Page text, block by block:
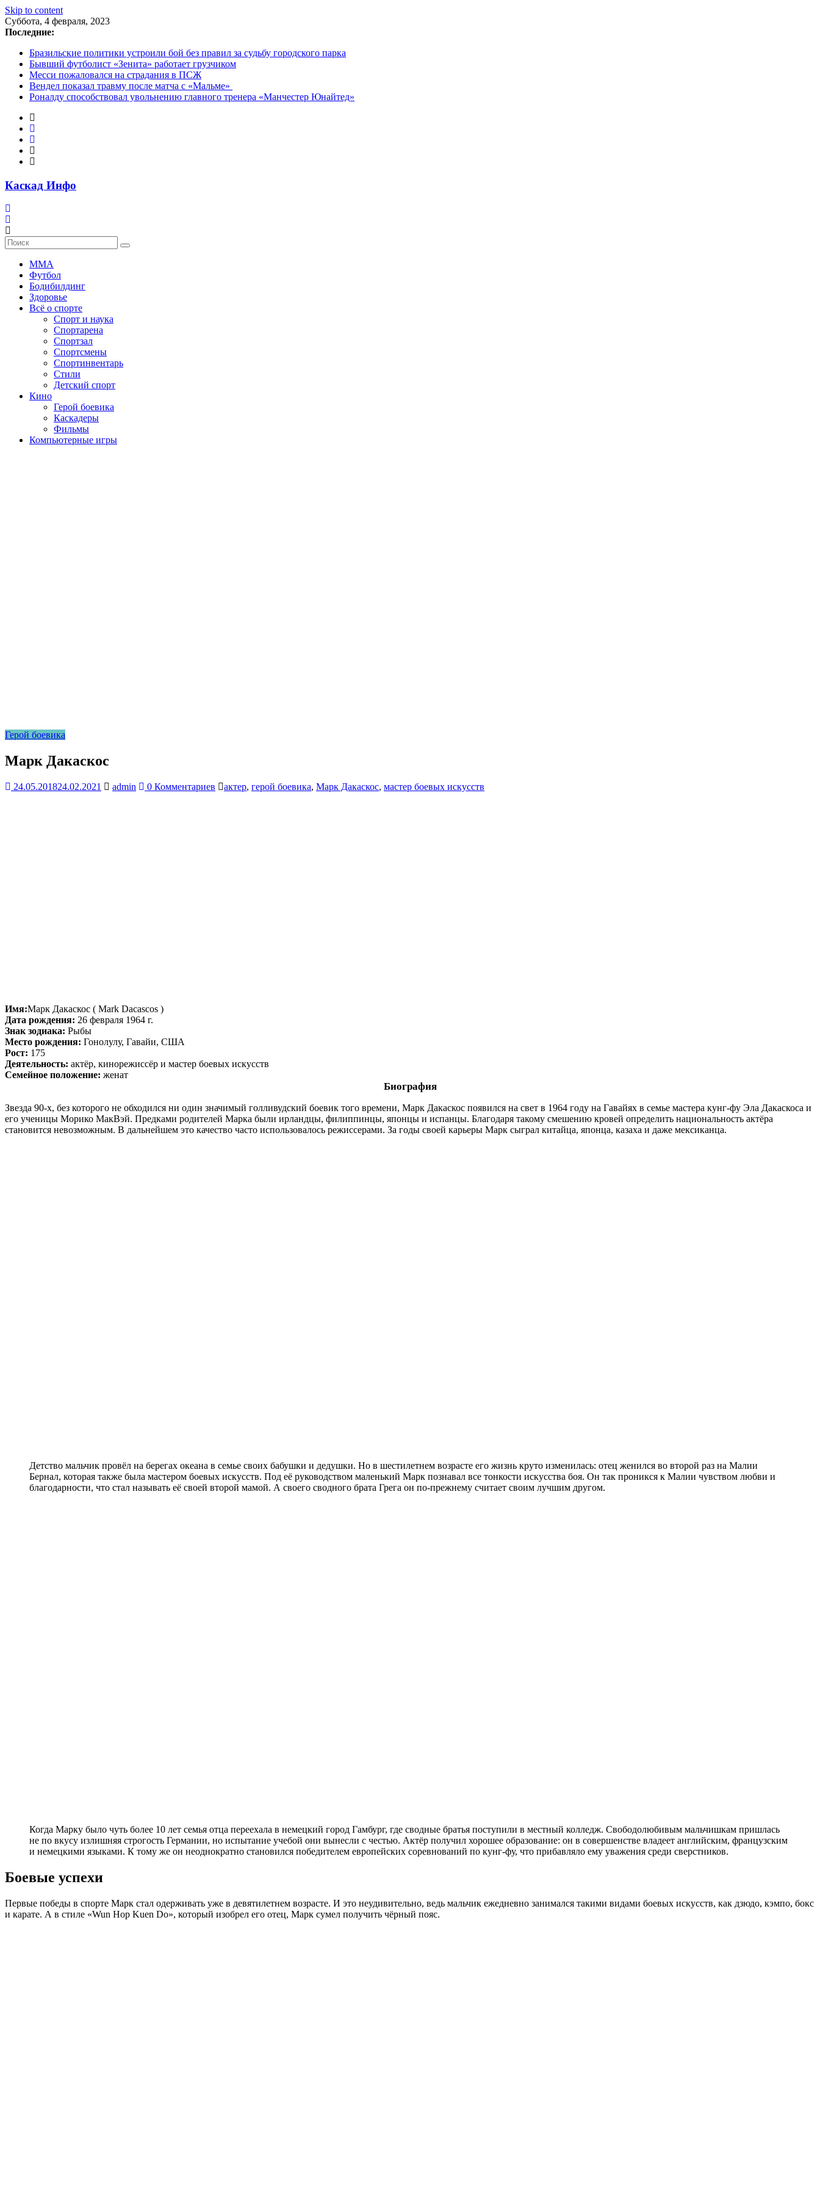
Skip to content
Суббота, 4 февраля, 2023
Последние:
Бразильские политики устроили бой без правил за судьбу городского парка
Бывший футболист «Зенита» работает грузчиком
Месси пожаловался на страдания в ПСЖ
Вендел показал травму после матча с «Мальме»
Роналду способствовал увольнению главного тренера «Манчестер Юнайтед»
Каскад Инфо
MMA
Футбол
Бодибилдинг
Здоровье
Всё о спорте
Спорт и наука
Спортарена
Спортзал
Спортсмены
Спортинвентарь
Стили
Детский спорт
Кино
Герой боевика
Каскадеры
Фильмы
Компьютерные игры
Герой боевика
Марк Дакаскос
24.05.201824.02.2021 admin 0 Комментариев актер, герой боевика, Марк Дакаскос, мастер боевых искусств
Имя:Марк Дакаскос ( Mark Dacascos )
Дата рождения: 26 февраля 1964 г.
Знак зодиака: Рыбы
Место рождения: Гонолулу, Гавайи, США
Рост: 175
Деятельность: актёр, кинорежиссёр и мастер боевых искусств
Семейное положение: женат
Биография
Звезда 90-х, без которого не обходился ни один значимый голливудский боевик того времени, Марк Дакаскос появился на свет в 1964 году на Гавайях в семье мастера кунг-фу Эла Дакаскоса и
его ученицы Морико МакВэй. Предками родителей Марка были ирландцы, филиппинцы, японцы и испанцы. Благодаря такому смешению кровей определить национальность актёра
становится невозможным. В дальнейшем это качество часто использовалось режиссерами. За годы своей карьеры Марк сыграл китайца, японца, казаха и даже мексиканца.
Детство мальчик провёл на берегах океана в семье своих бабушки и дедушки. Но в шестилетнем возрасте его жизнь круто изменилась: отец женился во второй раз на Малии
Бернал, которая также была мастером боевых искусств. Под её руководством маленький Марк познавал все тонкости искусства боя. Он так проникся к Малии чувством любви и
благодарности, что стал называть её своей второй мамой. А своего сводного брата Грега он по-прежнему считает своим лучшим другом.
Когда Марку было чуть более 10 лет семья отца переехала в немецкий город Гамбург, где сводные братья поступили в местный колледж. Свободолюбивым мальчишкам пришлась
не по вкусу излишняя строгость Германии, но испытание учебой они вынесли с честью. Актёр получил хорошее образование: он в совершенстве владеет английским, французским
и немецкими языками. К тому же он неоднократно становился победителем европейских соревнований по кунг-фу, что прибавляло ему уважения среди сверстников.
Боевые успехи
Первые победы в спорте Марк стал одерживать уже в девятилетнем возрасте. И это неудивительно, ведь мальчик ежедневно занимался такими видами боевых искусств, как дзюдо, кэмпо, бокс
и карате. А в стиле «Wun Hop Kuen Do», который изобрел его отец, Марк сумел получить чёрный пояс.